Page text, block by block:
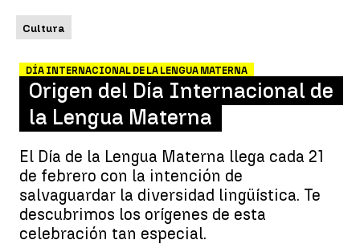
Cultura
DÍA INTERNACIONAL DE LA LENGUA MATERNA
Origen del Día Internacional de
la Lengua Materna
El Día de la Lengua Materna llega cada 21
de febrero con la intención de
salvaguardar la diversidad lingüística. Te
descubrimos los orígenes de esta
celebración tan especial.